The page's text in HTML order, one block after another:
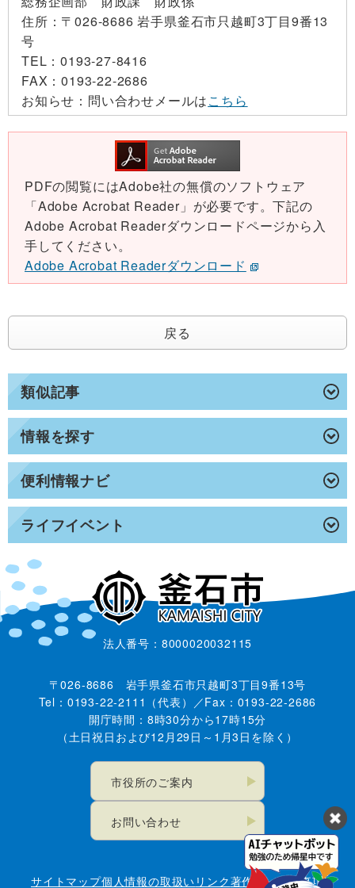
類似記事
情報を探す
便利情報ナビ
ライフイベント
住所： 〒026-8686 岩手県釜石市只越町3丁目9番13
号
TEL：0193-27-8416
FAX：0193-22-2686
お知らせ： 問い合わせメールはこちら
PDFの閲覧にはAdobe社の無償のソフトウェア
「Adobe Acrobat Reader」が必要です。下記の
Adobe Acrobat Readerダウンロードページから入
手してください。
Adobe Acrobat Readerダウンロード
戻る
法人番号：8000020032115
〒026-8686 岩手県釜石市只越町3丁目9番13号
Tel：0193-22-2111（代表）／Fax：0193-22-2686
開庁時間：8時30分から17時15分
（土日祝日および12月29日～1月3日を除く）
市役所のご案内
お問い合わせ
サイトマップ個人情報の取扱い リンク著作権・免責事項